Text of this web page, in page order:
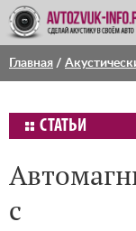
Главная /
СТАТЬИ
с